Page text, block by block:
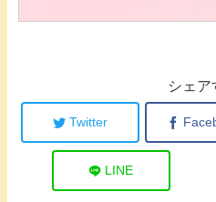
シェア
Twitter
LINE